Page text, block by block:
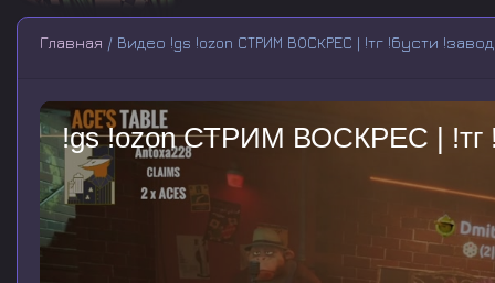
Главная / Видео !gs !ozon СТРИМ ВОСКРЕС | !тг !бусти !завод
!gs !ozon СТРИМ ВОСКРЕС | !тг